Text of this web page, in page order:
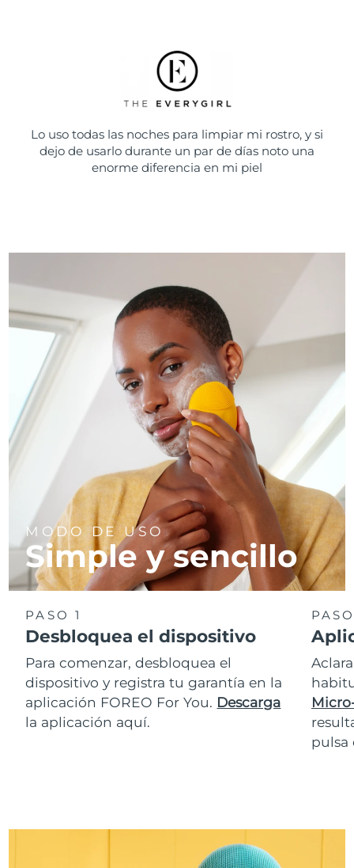
Lo uso todas las noches para limpiar mi rostro, y si
dejo de usarlo durante un par de días noto una
enorme diferencia en mi piel
MODO DE USO
Simple y sencillo
PASO 1
Desbloquea el dispositivo
Para comenzar, desbloquea el
dispositivo y registra tu garantía en la
aplicación FOREO For You. Descarga
la aplicación aquí.
pulsa